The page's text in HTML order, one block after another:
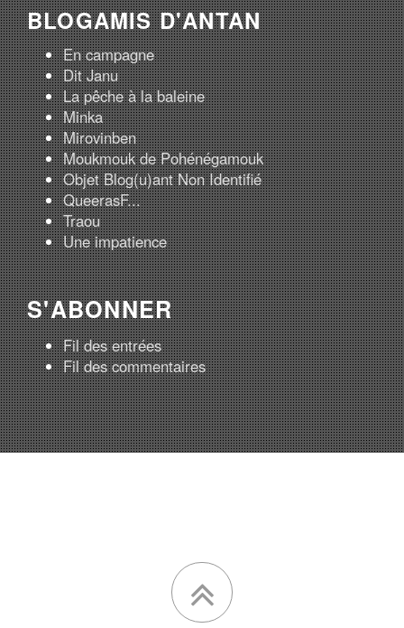
BLOGAMIS D'ANTAN
En campagne
Dit Janu
La pêche à la baleine
Minka
Mirovinben
Moukmouk de Pohénégamouk
Objet Blog(u)ant Non Identifié
QueerasF...
Traou
Une impatience
S'ABONNER
Fil des entrées
Fil des commentaires